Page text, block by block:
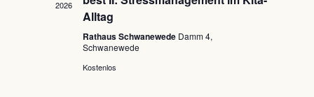
2026
Alltag
Rathaus Schwanewede Damm 4,
Schwanewede
Kostenlos